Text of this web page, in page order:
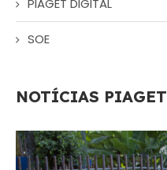
PIAGET DIGITAL
SOE
NOTÍCIAS PIAGET